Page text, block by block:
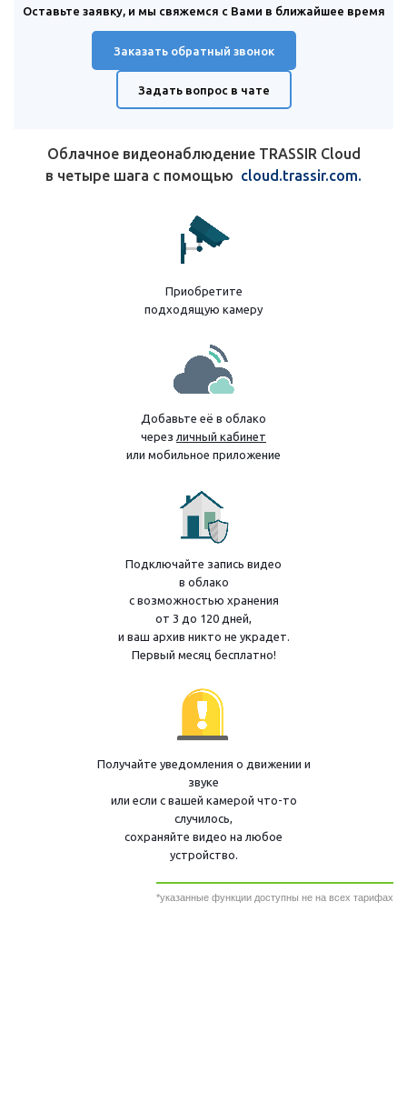
Оставьте заявку, и мы свяжемся с Вами в ближайшее время
Заказать обратный звонок
Задать вопрос в чате
Облачное видеонаблюдение TRASSIR Cloud
в четыре шага с помощью cloud.trassir.com.
Приобретите
подходящую камеру
Добавьте её в облако
через личный кабинет
или мобильное приложение
Подключайте запись видео
в облако
с возможностью хранения
от 3 до 120 дней,
и ваш архив никто не украдет.
Первый месяц бесплатно!
Получайте уведомления о движении и
звуке
или если с вашей камерой что-то
случилось,
сохраняйте видео на любое
устройство.
*указанные функции доступны не на всех тарифах